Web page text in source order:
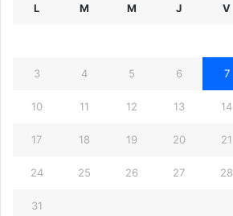
L M M J V
3 4 5 6 7
10 11 12 13 14
17 18 19 20 21
24 25 26 27 28
31